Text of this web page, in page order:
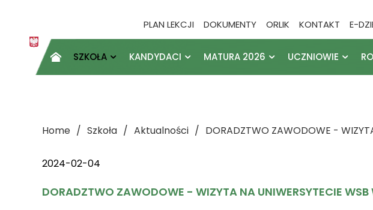
PLAN LEKCJI DOKUMENTY ORLIK KONTAKT E-
 SZKOŁA KANDYDACI MATURA 2026 UCZNIOWIE
Home Szkoła Aktualności DORADZTWO ZAWODOWE -
2024-02-04
DORADZTWO ZAWODOWE - WIZYTA NA UNIWERSYTECIE WSB